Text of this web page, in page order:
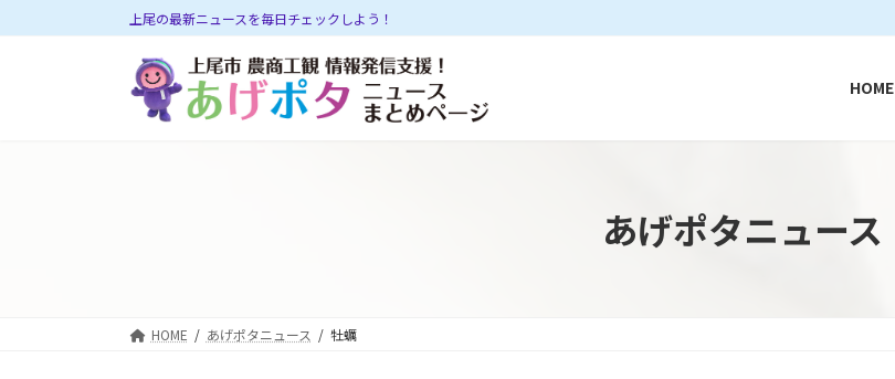
ン
ビ
上尾の最新ニュースを毎日チェックしよう！
HOME
あげポタニュース
HOME あげポタニュース 牡蠣